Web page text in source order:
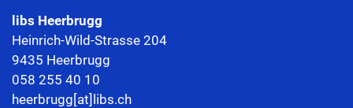
libs Heerbrugg
Heinrich-Wild-Strasse 204
9435 Heerbrugg
058 255 40 10
heerbrugg[at]libs.ch